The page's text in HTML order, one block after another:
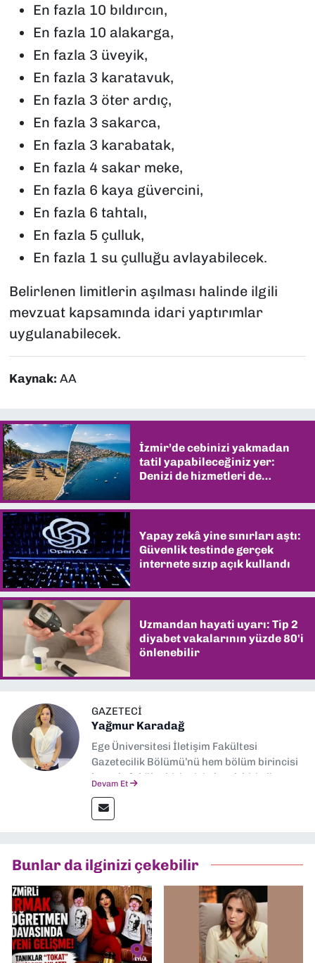
En fazla 10 bıldırcın,
En fazla 10 alakarga,
En fazla 3 üveyik,
En fazla 3 karatavuk,
En fazla 3 öter ardıç,
En fazla 3 sakarca,
En fazla 3 karabatak,
En fazla 4 sakar meke,
En fazla 6 kaya güvercini,
En fazla 6 tahtalı,
En fazla 5 çulluk,
En fazla 1 su çulluğu avlayabilecek.
Belirlenen limitlerin aşılması halinde ilgili
mevzuat kapsamında idari yaptırımlar
uygulanabilecek.
Kaynak: AA
İzmir’de cebinizi yakmadan
tatil yapabileceğiniz yer:
Denizi de hizmetleri de
Yapay zekâ yine sınırları aştı:
Güvenlik testinde gerçek
internete sızıp açık kullandı
Uzmandan hayati uyarı: Tip 2
diyabet vakalarının yüzde 80'i
önlenebilir
GAZETECI
Yağmur Karadağ
Ege Üniversitesi İletişim Fakültesi
Gazetecilik Bölümü’nü hem bölüm birincisi
hem de fakülte birincisi olarak bitirdim.
İletişim” üzerine yüksek lisans eğitimimi
tamamladım. Halen aynı anabilim dalında
Müdürü” olarak görev almaktayım. Hak
odaklı haberciliğe dair çalışmalar
yapıyorum
Devam Et
Bunlar da ilginizi çekebilir